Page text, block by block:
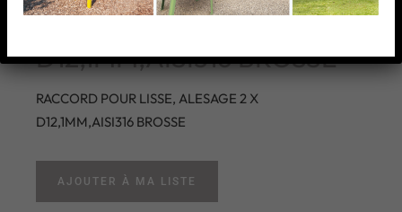
ALESAGE 2 X
D12,1MM,AISI316 BROSSE
RACCORD POUR LISSE, ALESAGE 2 X
D12,1MM,AISI316 BROSSE
AJOUTER À MA LISTE